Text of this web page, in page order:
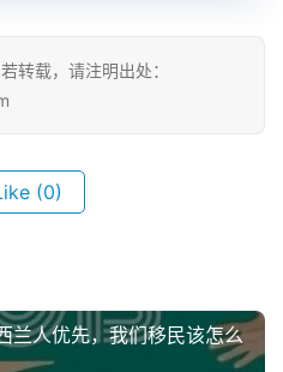
转载，请注明出处：
(0)
兰人优先，我们移民该怎么